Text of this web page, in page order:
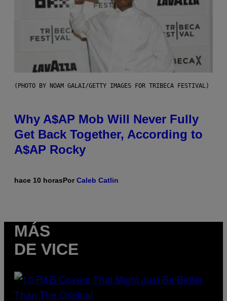
(PHOTO BY NOAM GALAI/GETTY IMAGES FOR TRIBECA FESTIVAL)
Why A$AP Mob Will Never Fully
Get Back Together, According to
A$AP Rocky
hace 10 horasPorCaleb Catlin
MÁS
DE VICE